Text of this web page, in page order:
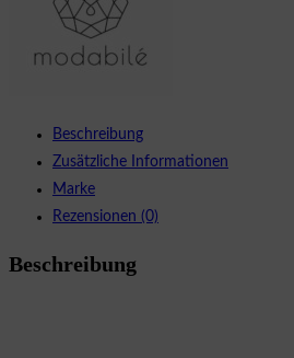
Beschreibung
Zusätzliche Informationen
Marke
Rezensionen (0)
Beschreibung